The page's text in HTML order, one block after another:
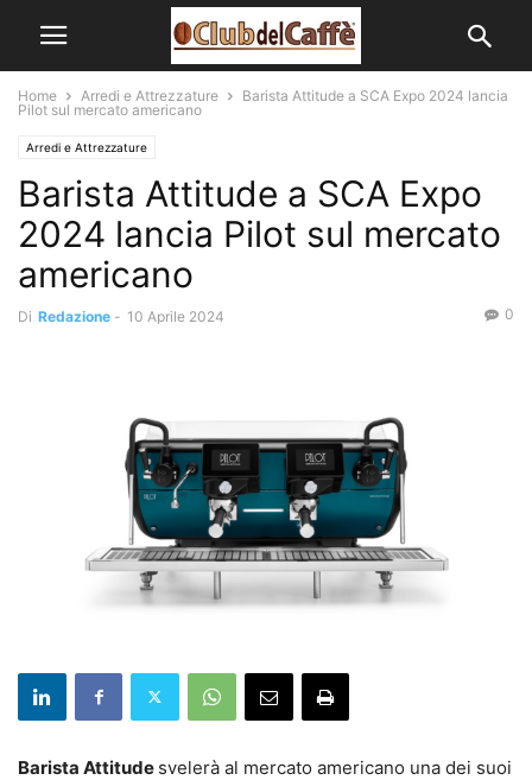
Home Arredi e Attrezzature
Barista Attitude a SCA Expo 2024 lancia
Pilot sul mercato americano
Arredi e Attrezzature
Barista Attitude a SCA Expo
2024 lancia Pilot sul mercato
americano
Di Redazione - 10 Aprile 2024 0
Barista Attitude svelerà al mercato americano una dei suoi